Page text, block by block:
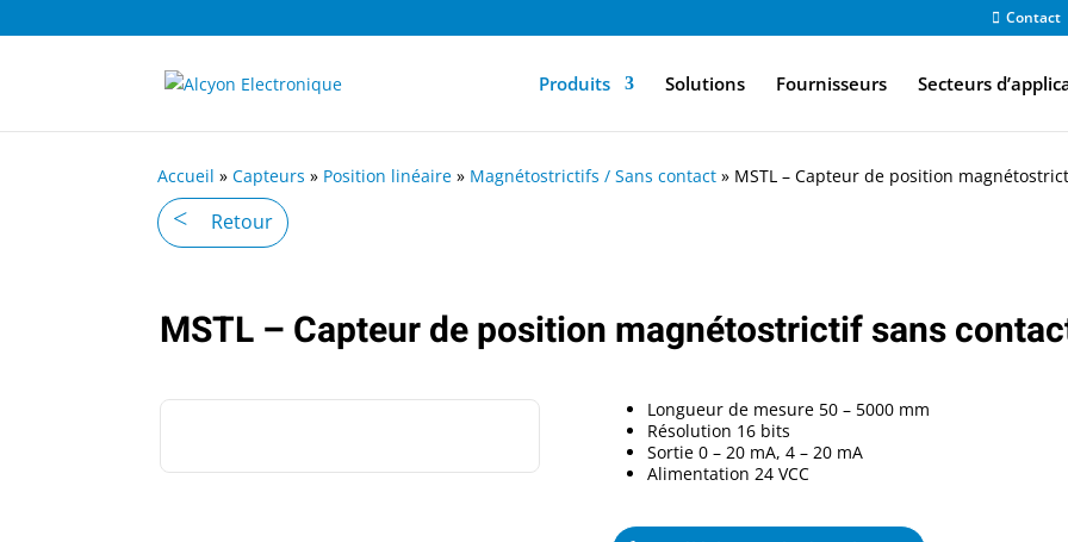
Contact
Produits Solutions Fournisseurs Secteurs
Accueil » Capteurs » Position linéaire » Magnétostrictifs / Sans contact » MSTL – Capteur de position
Retour
MSTL – Capteur de position magnétostrictif sans
Longueur de mesure 50 – 5000 mm
Résolution 16 bits
Sortie 0 – 20 mA, 4 – 20 mA
Alimentation 24 VCC